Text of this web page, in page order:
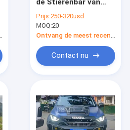
de Stierenbar van
de Bumper
Gemakkelijke
Installatie
Prijs:250-320usd
MOQ:20
Contact nu